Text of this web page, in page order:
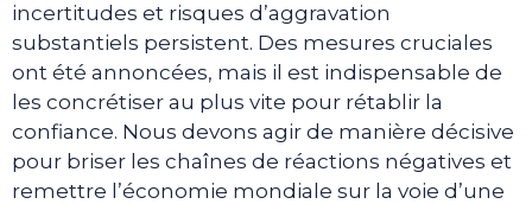
incertitudes et risques d’aggravation
substantiels persistent. Des mesures cruciales
ont été annoncées, mais il est indispensable de
les concrétiser au plus vite pour rétablir la
confiance. Nous devons agir de manière décisive
pour briser les chaînes de réactions négatives et
remettre l’économie mondiale sur la voie d’une